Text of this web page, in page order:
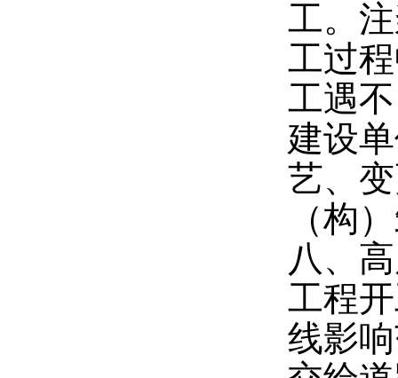
工。
工过
工遇
建设
艺、
（构
八、
工程
线影